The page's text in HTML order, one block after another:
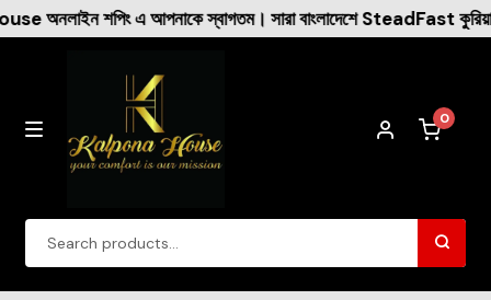
স্বাগতম। সারা বাংলাদেশে SteadFast কুরিয়ারের মাধ্যমে ক্যাশ
0